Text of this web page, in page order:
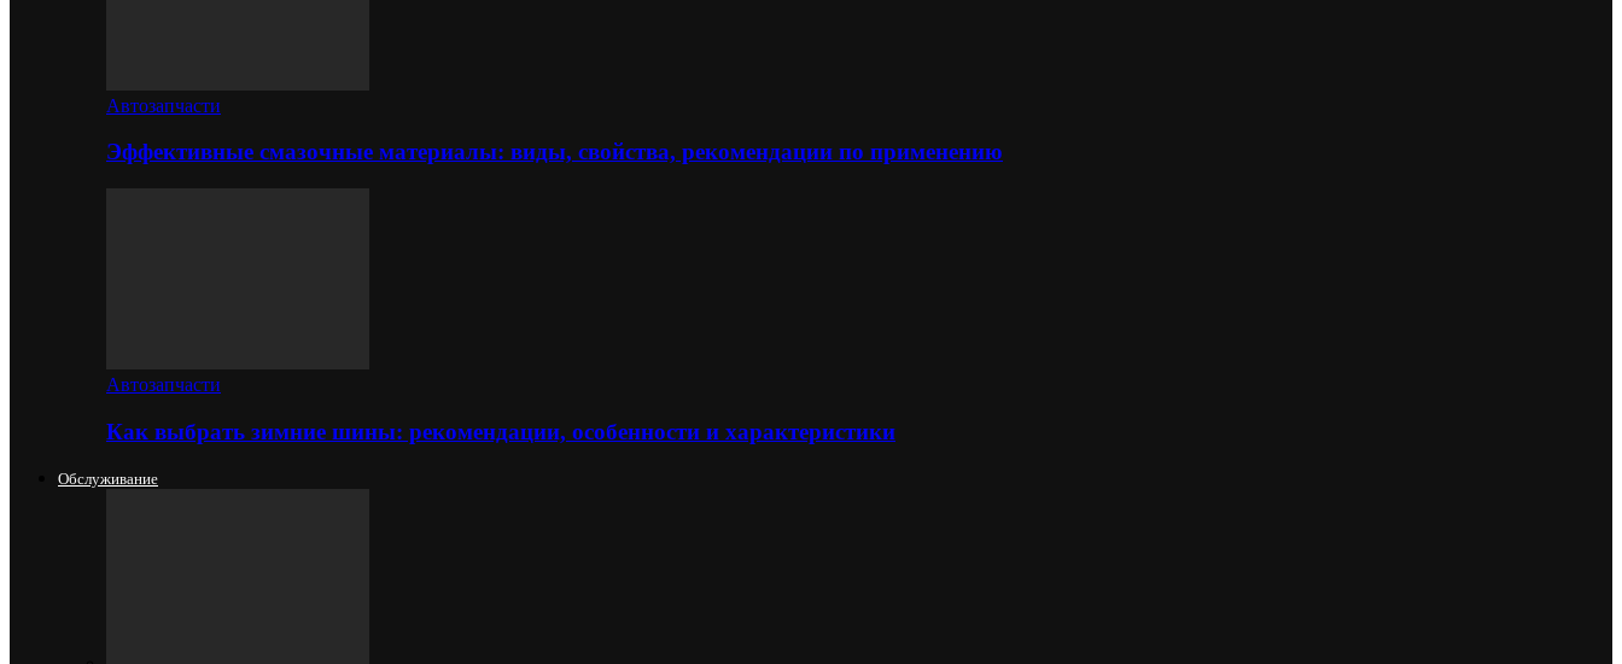
Автозапчасти
Эффективные смазочные материалы: виды, свойства, рекомендации по применению
Автозапчасти
Как выбрать зимние шины: рекомендации, особенности и характеристики
Обслуживание